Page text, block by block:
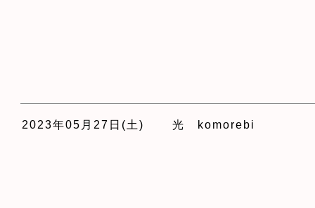
2023年05月27日(土) 光 komorebi